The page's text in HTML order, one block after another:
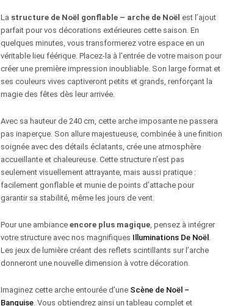
La structure de Noël gonflable – arche de Noël est l’ajout
parfait pour vos décorations extérieures cette saison. En
quelques minutes, vous transformerez votre espace en un
véritable lieu féérique. Placez-la à l’entrée de votre maison pour
créer une première impression inoubliable. Son large format et
ses couleurs vives captiveront petits et grands, renforçant la
magie des fêtes dès leur arrivée.
Avec sa hauteur de 240 cm, cette arche imposante ne passera
pas inaperçue. Son allure majestueuse, combinée à une finition
soignée avec des détails éclatants, crée une atmosphère
accueillante et chaleureuse. Cette structure n’est pas
seulement visuellement attrayante, mais aussi pratique :
facilement gonflable et munie de points d’attache pour
garantir sa stabilité, même les jours de vent.
Pour une ambiance encore plus magique, pensez à intégrer
votre structure avec nos magnifiques Illuminations De Noël
Les jeux de lumière créant des reflets scintillants sur l’arche
donneront une nouvelle dimension à votre décoration.
Imaginez cette arche entourée d’une Scène de Noël –
Banquise. Vous obtiendrez ainsi un tableau complet et